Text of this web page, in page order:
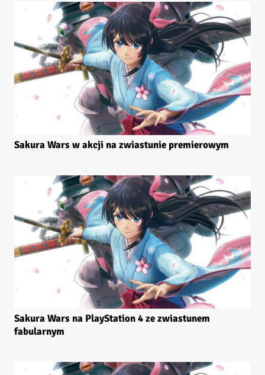
Sakura Wars w akcji na zwiastunie premierowym
Sakura Wars na PlayStation 4 ze zwiastunem
fabularnym